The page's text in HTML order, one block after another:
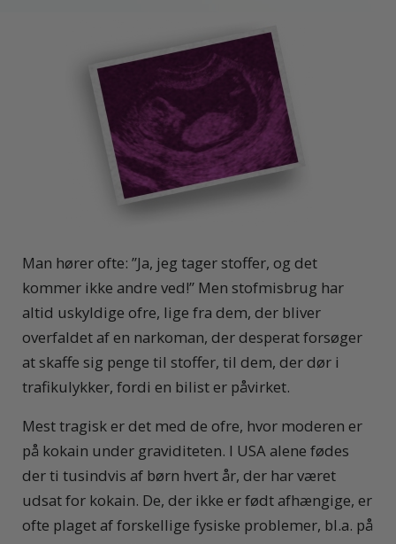
Man hører ofte: ”Ja, jeg tager stoffer, og det
kommer ikke andre ved!” Men stofmisbrug har
altid uskyldige ofre, lige fra dem, der bliver
overfaldet af en narkoman, der desperat forsøger
at skaffe sig penge til stoffer, til dem, der dør i
trafikulykker, fordi en bilist er påvirket.
Mest tragisk er det med de ofre, hvor moderen er
på kokain under graviditeten. I USA alene fødes
der ti tusindvis af børn hvert år, der har været
udsat for kokain. De, der ikke er født afhængige, er
ofte plaget af forskellige fysiske problemer, bl.a. på